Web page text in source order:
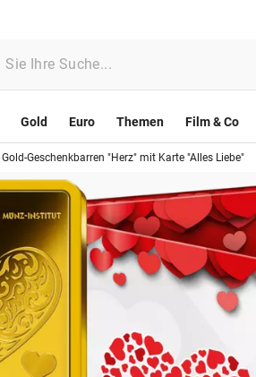
Gold Euro Themen Film & Co
Gold-Geschenkbarren "Herz" mit Karte "Alles Liebe"